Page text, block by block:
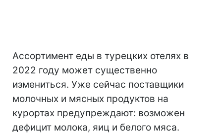
Ассортимент еды в турецких отелях в
2022 году может существенно
измениться. Уже сейчас поставщики
молочных и мясных продуктов на
курортах предупреждают: возможен
дефицит молока, яиц и белого мяса.